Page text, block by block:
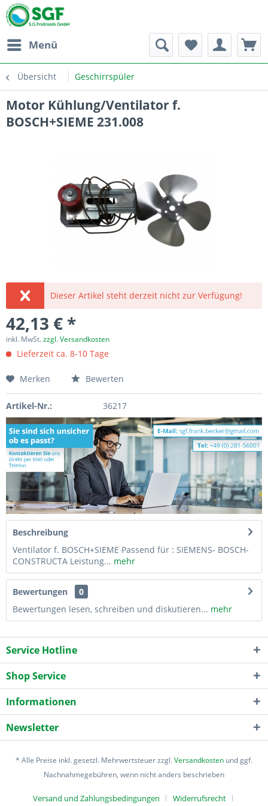
Menü
Übersicht Geschirrspüler
Motor Kühlung/Ventilator f.
BOSCH+SIEME 231.008
Dieser Artikel steht derzeit nicht zur Verfügung!
42,13 € *
inkl. MwSt.zzgl. Versandkosten
Lieferzeit ca. 8-10 Tage
Merken Bewerten
Artikel-Nr.: 36217
Beschreibung
Ventilator f. BOSCH+SIEME Passend für : SIEMENS- BOSCH-
CONSTRUCTA Leistung... mehr
Bewertungen
0
Bewertungen lesen, schreiben und diskutieren... mehr
Service Hotline
Shop Service
Informationen
Newsletter
* Alle Preise inkl. gesetzl. Mehrwertsteuer zzgl.Versandkosten und ggf.
Nachnahmegebühren, wenn nicht anders beschrieben
Versand und Zahlungsbedingungen Widerrufsrecht